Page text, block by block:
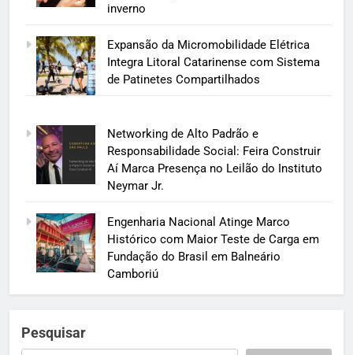
inverno
Expansão da Micromobilidade Elétrica
Integra Litoral Catarinense com Sistema
de Patinetes Compartilhados
Networking de Alto Padrão e
Responsabilidade Social: Feira Construir
Aí Marca Presença no Leilão do Instituto
Neymar Jr.
Engenharia Nacional Atinge Marco
Histórico com Maior Teste de Carga em
Fundação do Brasil em Balneário
Camboriú
Pesquisar